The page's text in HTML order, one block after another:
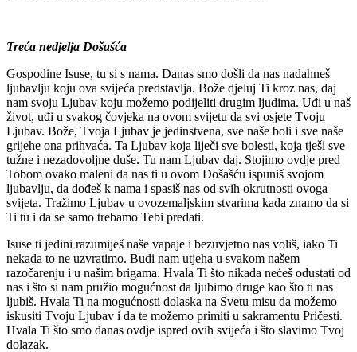
Treća nedjelja Došašća
Gospodine Isuse, tu si s nama. Danas smo došli da nas nadahneš
ljubavlju koju ova svijeća predstavlja. Bože djeluj Ti kroz nas, daj
nam svoju Ljubav koju možemo podijeliti drugim ljudima. Uđi u naš
život, uđi u svakog čovjeka na ovom svijetu da svi osjete Tvoju
Ljubav. Bože, Tvoja Ljubav je jedinstvena, sve naše boli i sve naše
grijehe ona prihvaća. Ta Ljubav koja liječi sve bolesti, koja tješi sve
tužne i nezadovoljne duše. Tu nam Ljubav daj. Stojimo ovdje pred
Tobom ovako maleni da nas ti u ovom Došašću ispuniš svojom
ljubavlju, da dođeš k nama i spasiš nas od svih okrutnosti ovoga
svijeta. Tražimo Ljubav u ovozemaljskim stvarima kada znamo da si
Ti tu i da se samo trebamo Tebi predati.
Isuse ti jedini razumiješ naše vapaje i bezuvjetno nas voliš, iako Ti
nekada to ne uzvratimo. Budi nam utjeha u svakom našem
razočarenju i u našim brigama. Hvala Ti što nikada nećeš odustati od
nas i što si nam pružio mogućnost da ljubimo druge kao što ti nas
ljubiš. Hvala Ti na mogućnosti dolaska na Svetu misu da možemo
iskusiti Tvoju Ljubav i da te možemo primiti u sakramentu Pričesti.
Hvala Ti što smo danas ovdje ispred ovih svijeća i što slavimo Tvoj
dolazak.